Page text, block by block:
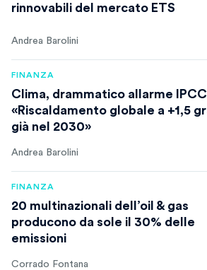
rinnovabili del mercato ETS
Andrea Barolini
FINANZA
Clima, drammatico allarme
«Riscaldamento globale a +1,5
già nel 2030»
Andrea Barolini
FINANZA
20 multinazionali dell’oil & gas
producono da sole il 30% delle
emissioni
Corrado Fontana